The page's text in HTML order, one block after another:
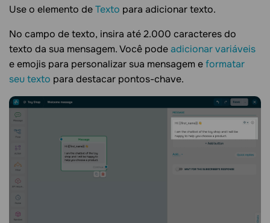
Use o elemento deTexto para adicionar texto.
No campo de texto, insira até 2.000 caracteres do
texto da sua mensagem. Você podeadicionar variáveis
e emojis para personalizar sua mensagem eformatar
seu texto para destacar pontos-chave.